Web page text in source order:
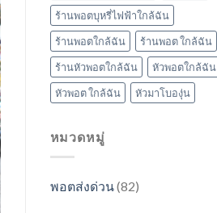
ร้านพอตบุหรี่ไฟฟ้าใกล้ฉัน
ร้านพอตใกล้ฉัน
ร้านพอต ใกล้ฉัน
ร้านหัวพอตใกล้ฉัน
หัวพอตใกล้ฉัน
หัวพอต ใกล้ฉัน
หัวมาโบองุ่น
หมวดหมู่
พอตส่งด่วน(82)